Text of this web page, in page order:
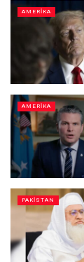
AMERIKA
AMERIKA
PAKISTAN